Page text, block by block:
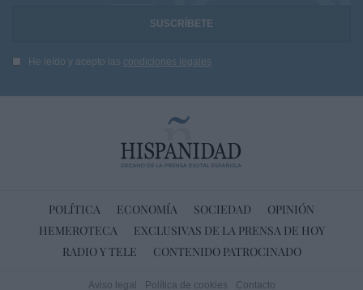
He leído y acepto las condiciones legales
POLÍTICA ECONOMÍA SOCIEDAD
OPINIÓN
HEMEROTECA
EXCLUSIVAS DE LA PRENSA DE HOY
RADIO Y TELE
CONTENIDO PATROCINADO
Aviso legal Política de cookies Contacto